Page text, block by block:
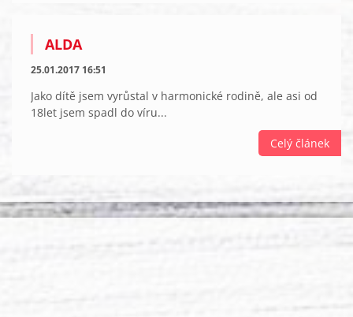
ALDA
25.01.2017 16:51
Jako dítě jsem vyrůstal v harmonické rodině, ale asi od
18let jsem spadl do víru...
Celý článek